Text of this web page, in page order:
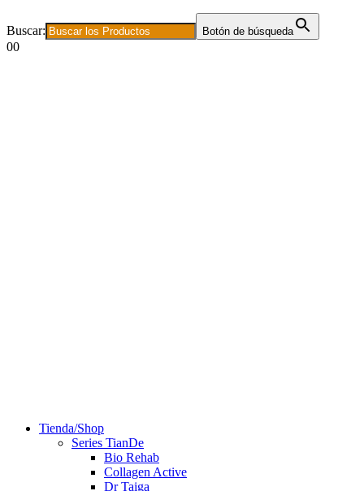
Buscar: Botón de búsqueda
00
Tienda/Shop
Series TianDe
Bio Rehab
Collagen Active
Dr Taiga